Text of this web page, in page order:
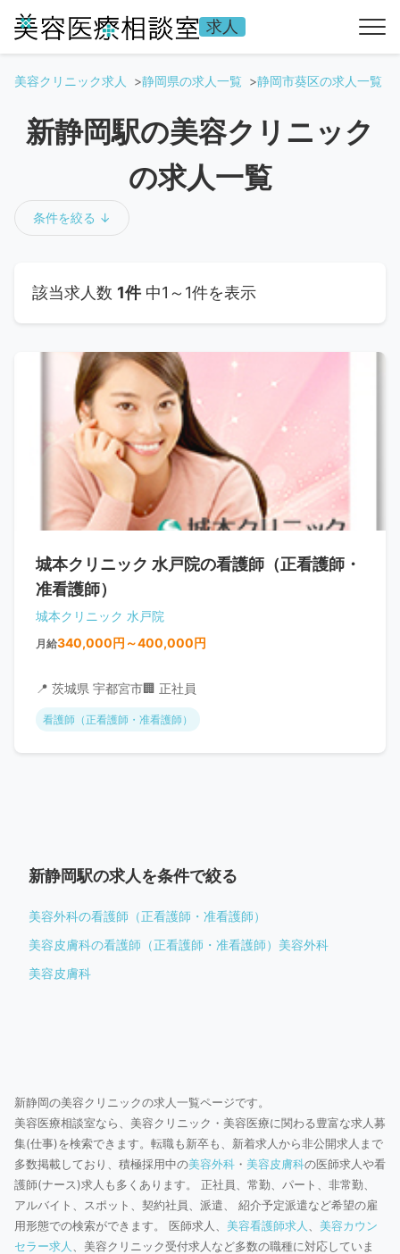
求人
美容クリニック求人 静岡県の求人一覧 静岡市葵区の求人一覧
新静岡駅の美容クリニック
の求人一覧
条件を絞る ↓
該当求人数 1件中1～1件を表示
城本クリニック 水戸院の看護師（正看護師・
准看護師）
城本クリニック 水戸院
月給340,000円～400,000円
📍 茨城県 宇都宮市🏢 正社員
看護師（正看護師・准看護師）
新静岡駅の求人を条件で絞る
美容外科の看護師（正看護師・准看護師）
美容皮膚科の看護師（正看護師・准看護師） 美容外科
美容皮膚科
新静岡の美容クリニックの求人一覧ページです。
美容医療相談室なら、美容クリニック・美容医療に関わる豊富な求人募
集(仕事)を検索できます。転職も新卒も、新着求人から非公開求人まで
多数掲載しており、積極採用中の美容外科 ・ 美容皮膚科の医師求人や看
護師(ナース)求人も多くあります。 正社員、常勤、パート、非常勤、
アルバイト、スポット、契約社員、派遣、 紹介予定派遣など希望の雇
用形態での検索ができます。 医師求人、 美容看護師求人
美容カウン
セラー求人
、美容クリニック受付求人など多数の職種に対応していま